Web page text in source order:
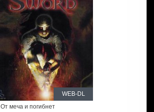
WEB-DL
От меча и погибнет